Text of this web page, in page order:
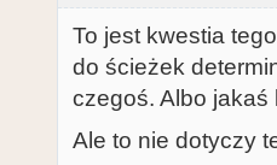
To jest kwestia
do ścieżek
czegoś. Albo jakaś
Ale to nie dotyczy